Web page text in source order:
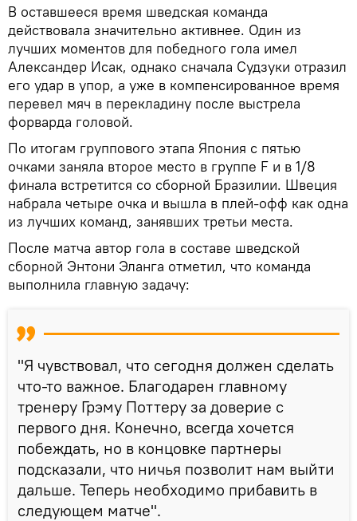
В оставшееся время шведская команда
действовала значительно активнее. Один из
лучших моментов для победного гола имел
Александер Исак, однако сначала Судзуки отразил
его удар в упор, а уже в компенсированное время
перевел мяч в перекладину после выстрела
форварда головой.
По итогам группового этапа Япония с пятью
очками заняла второе место в группе F и в 1/8
финала встретится со сборной Бразилии. Швеция
набрала четыре очка и вышла в плей-офф как одна
из лучших команд, занявших третьи места.
После матча автор гола в составе шведской
сборной Энтони Эланга отметил, что команда
выполнила главную задачу:
"Я чувствовал, что сегодня должен сделать
что-то важное. Благодарен главному
тренеру Грэму Поттеру за доверие с
первого дня. Конечно, всегда хочется
побеждать, но в концовке партнеры
подсказали, что ничья позволит нам выйти
дальше. Теперь необходимо прибавить в
следующем матче".